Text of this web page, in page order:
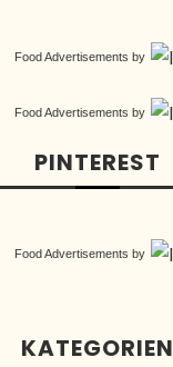
Food Advertisements by
Food Advertisements by
PINTEREST
Food Advertisements by
KATEGORIEN